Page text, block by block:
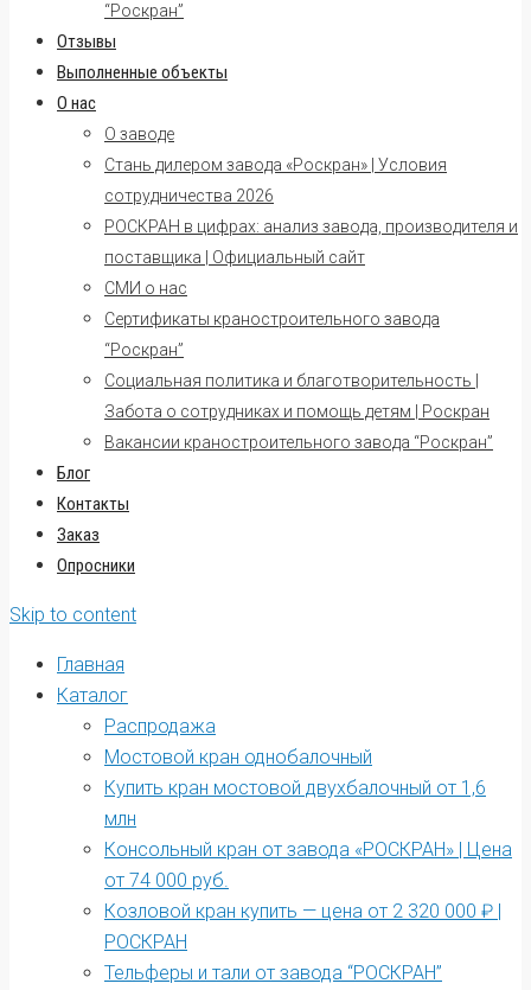
“Роскран”
Отзывы
Выполненные объекты
О нас
О заводе
Стань дилером завода «Роскран» | Условия
сотрудничества 2026
РОСКРАН в цифрах: анализ завода, производителя и
поставщика | Официальный сайт
СМИ о нас
Сертификаты краностроительного завода
“Роскран”
Социальная политика и благотворительность |
Забота о сотрудниках и помощь детям | Роскран
Вакансии краностроительного завода “Роскран”
Блог
Контакты
Заказ
Опросники
Skip to content
Главная
Каталог
Распродажа
Мостовой кран однобалочный
Купить кран мостовой двухбалочный от 1,6
млн
Консольный кран от завода «РОСКРАН» | Цена
от 74 000 руб.
Козловой кран купить — цена от 2 320 000 ₽ |
РОСКРАН
Тельферы и тали от завода “РОСКРАН”